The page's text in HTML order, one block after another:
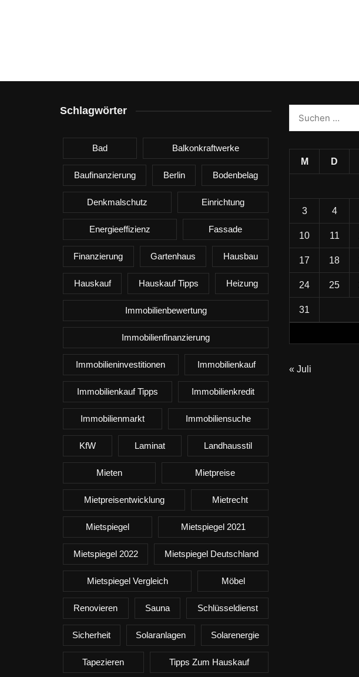
Schlagwörter
Bad Balkonkraftwerke
Baufinanzierung Berlin Bodenbelag
Denkmalschutz Einrichtung
Energieeffizienz Fassade
Finanzierung Gartenhaus Hausbau
Hauskauf Hauskauf Tipps Heizung
Immobilienbewertung
Immobilienfinanzierung
Immobilieninvestitionen Immobilienkauf
Immobilienkauf Tipps Immobilienkredit
Immobilienmarkt Immobiliensuche
KfW Laminat Landhausstil
Mieten Mietpreise
Mietpreisentwicklung Mietrecht
Mietspiegel Mietspiegel 2021
Mietspiegel 2022 Mietspiegel Deutschland
Mietspiegel Vergleich Möbel
Renovieren Sauna Schlüsseldienst
Sicherheit Solaranlagen Solarenergie
Tapezieren Tipps Zum Hauskauf
M D
3 4
10 11
17 18
24 25
31
« Juli